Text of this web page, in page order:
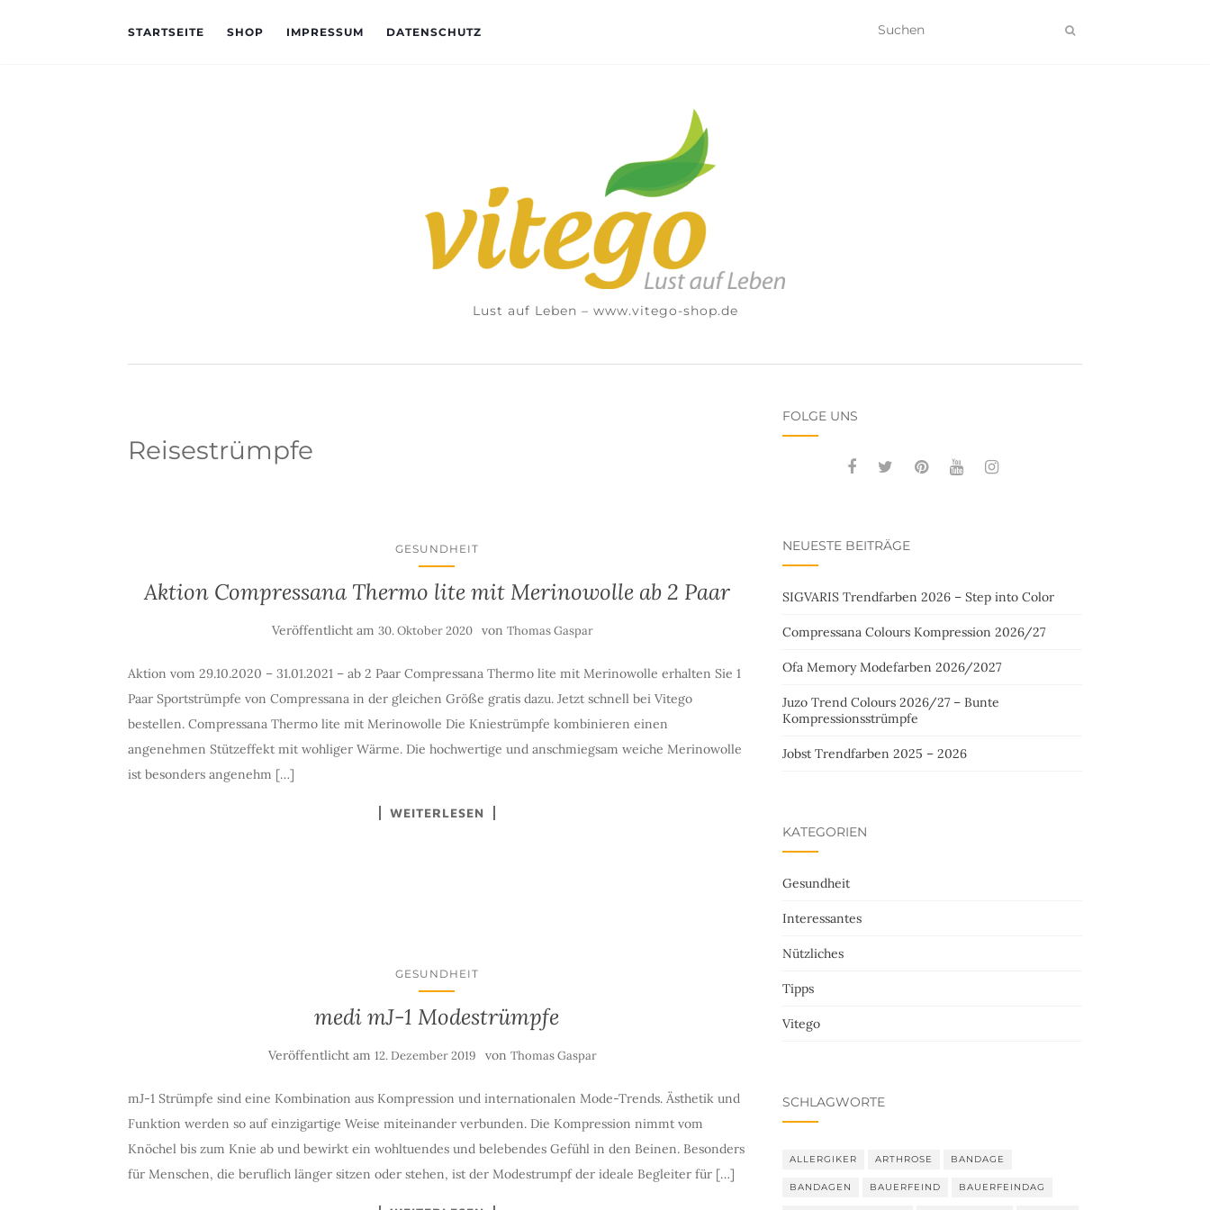
STARTSEITE SHOP IMPRESSUM DATENSCHUTZ
Lust auf Leben – www.vitego-shop.de
Reisestrümpfe
GESUNDHEIT
Aktion Compressana Thermo lite mit Merinowolle ab 2 Paar
Veröffentlicht am 30. Oktober 2020 von Thomas Gaspar
Aktion vom 29.10.2020 – 31.01.2021 – ab 2 Paar Compressana Thermo lite mit Merinowolle erhalten Sie 1
Paar Sportstrümpfe von Compressana in der gleichen Größe gratis dazu. Jetzt schnell bei Vitego
bestellen. Compressana Thermo lite mit Merinowolle Die Kniestrümpfe kombinieren einen
angenehmen Stützeffekt mit wohliger Wärme. Die hochwertige und anschmiegsam weiche Merinowolle
ist besonders angenehm […]
WEITERLESEN
GESUNDHEIT
medi mJ-1 Modestrümpfe
Veröffentlicht am 12. Dezember 2019 von Thomas Gaspar
mJ-1 Strümpfe sind eine Kombination aus Kompression und internationalen Mode-Trends. Ästhetik und
Funktion werden so auf einzigartige Weise miteinander verbunden. Die Kompression nimmt vom
Knöchel bis zum Knie ab und bewirkt ein wohltuendes und belebendes Gefühl in den Beinen. Besonders
für Menschen, die beruflich länger sitzen oder stehen, ist der Modestrumpf der ideale Begleiter für […]
FOLGE UNS
NEUESTE BEITRÄGE
SIGVARIS Trendfarben 2026 – Step into Color
Compressana Colours Kompression 2026/27
Ofa Memory Modefarben 2026/2027
Juzo Trend Colours 2026/27 – Bunte
Kompressionsstrümpfe
Jobst Trendfarben 2025 – 2026
KATEGORIEN
Gesundheit
Interessantes
Nützliches
Tipps
Vitego
SCHLAGWORTE
ALLERGIKER ARTHROSE BANDAGE
BANDAGEN BAUERFEIND BAUERFEINDAG